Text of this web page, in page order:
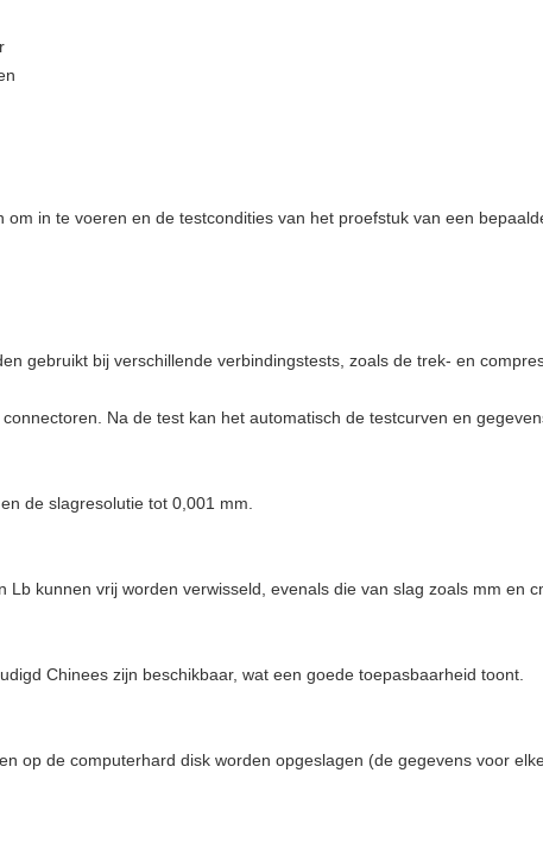
in te voeren en de testcondities van het proefstuk van een
gebruikt bij verschillende verbindingstests, zoals de trek- en
Na de test kan het automatisch de testcurven en
de slagresolutie tot 0,001 mm.
kunnen vrij worden verwisseld, evenals die van slag zoals mm en
Chinees zijn beschikbaar, wat een goede toepasbaarheid toont.
op de computerhard disk worden opgeslagen (de gegevens voor